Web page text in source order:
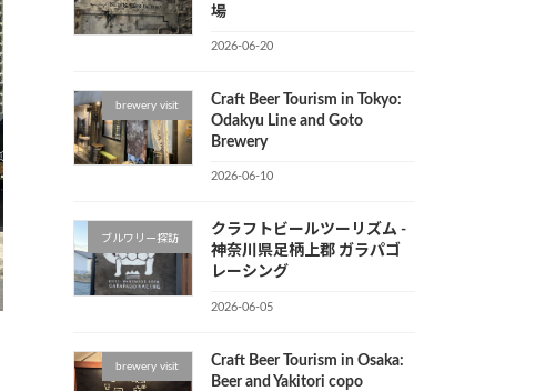
場
2026-06-20
brewery visit
Craft Beer Tourism in Tokyo:
Odakyu Line and Goto
Brewery
2026-06-10
ブルワリー探訪
クラフトビールツーリズム -
神奈川県足柄上郡 ガラパゴ
レーシング
2026-06-05
brewery visit
Craft Beer Tourism in Osaka:
Beer and Yakitori copo